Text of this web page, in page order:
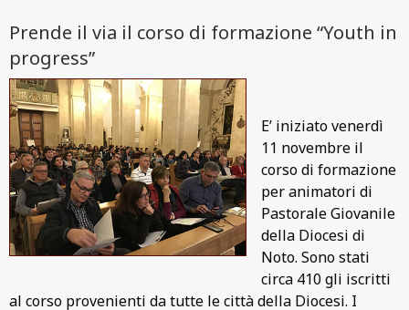
Prende il via il corso di formazione “Youth in
progress”
E’ iniziato venerdì
11 novembre il
corso di formazione
per animatori di
Pastorale Giovanile
della Diocesi di
Noto. Sono stati
circa 410 gli iscritti
al corso provenienti da tutte le città della Diocesi. I